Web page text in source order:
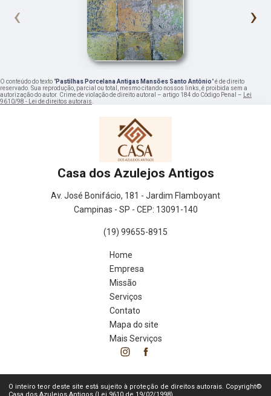
‹ ›
O conteúdo do texto "Pastilhas Porcelana Antigas Mansões Santo Antônio" é de direito
reservado. Sua reprodução, parcial ou total, mesmo citando nossos links, é proibida sem a
autorização do autor. Crime de violação de direito autoral – artigo 184 do Código Penal –
Lei
9610/98 - Lei de direitos autorais
Casa dos Azulejos Antigos
Av. José Bonifácio, 181 - Jardim Flamboyant
Campinas - SP - CEP: 13091-140
(19) 99655-8915
Home
Empresa
Missão
Serviços
Contato
Mapa do site
Mais Serviços
O inteiro teor deste site está sujeito à proteção de direitos autorais. Copyright©